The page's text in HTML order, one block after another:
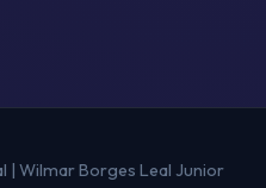
| Wilmar Borges Leal Junior